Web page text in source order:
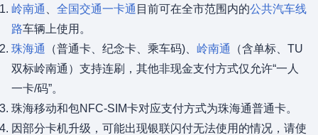
岭南通 全国交通一卡通 目前可在全市范围内的公共汽车线
路车辆上使用。
珠海通
（普通卡、纪念卡、乘车码)、 岭南通
（含单标、TU
双标岭南通）支持连刷，其他非现金支付方式仅允许“一人
一卡/码”。
珠海移动和包NFC-SIM卡对应支付方式为珠海通普通卡。
因部分卡机升级，可能出现银联闪付无法使用的情况，请使